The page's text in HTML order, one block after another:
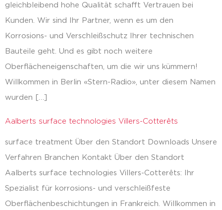
gleichbleibend hohe Qualität schafft Vertrauen bei
Kunden. Wir sind Ihr Partner, wenn es um den
Korrosions- und Verschleißschutz Ihrer technischen
Bauteile geht. Und es gibt noch weitere
Oberflächeneigenschaften, um die wir uns kümmern!
Willkommen in Berlin «Stern-Radio», unter diesem Namen
wurden […]
Aalberts surface technologies Villers-Cotterêts
surface treatment Über den Standort Downloads Unsere
Verfahren Branchen Kontakt Über den Standort
Aalberts surface technologies Villers-Cotterêts: Ihr
Spezialist für korrosions- und verschleißfeste
Oberflächenbeschichtungen in Frankreich. Willkommen in